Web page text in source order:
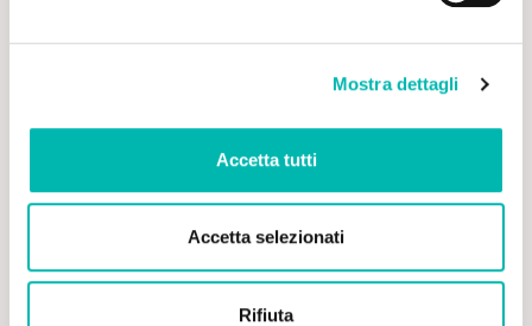
Mostra dettagli
Accetta tutti
Accetta selezionati
Rifiuta